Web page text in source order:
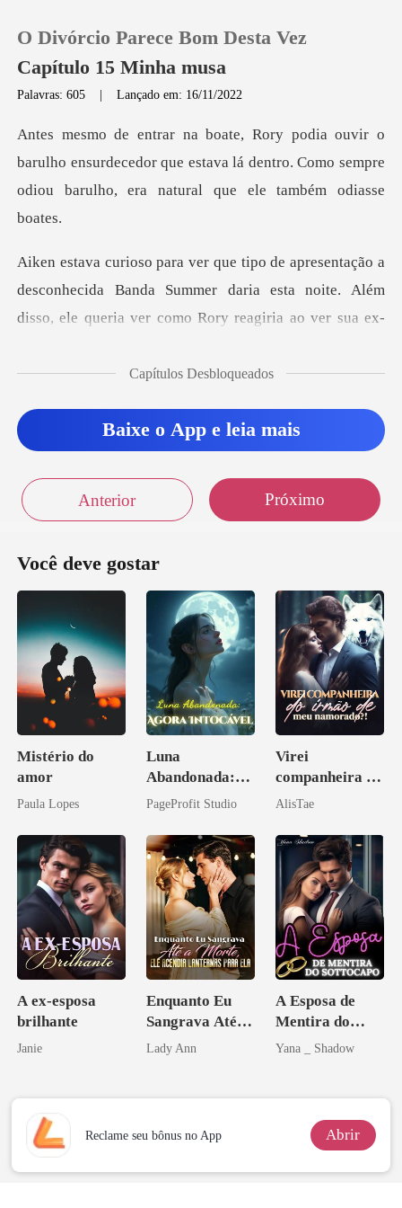
0
Loja
Sair
O Divórcio Parece Bom Desta Vez
Capítulo 15 Minha musa
Palavras: 605 |Lançado em: 16/11/2022
ulho ensurdecedor que estava lá dentro. Como sempre
od
onhecida Banda Summer daria esta noite. Além
disso, ele queri
Capítulos Desbloqueados
Baixe o App e leia mais
Anterior Próximo
Você deve gostar
Mistério do
amor
Paula Lopes
Luna
Abandonada:
Agora Intocável
PageProfit Studio
Virei
companheira do
irmão de meu
AlisTae
A ex-esposa
brilhante
Janie
Enquanto Eu
Sangrava Até a
Morte, Ele
Ela
Lady Ann
A Esposa de
Mentira do
Sottocapo
Yana _ Shadow
Reclame seu bônus no App Abrir